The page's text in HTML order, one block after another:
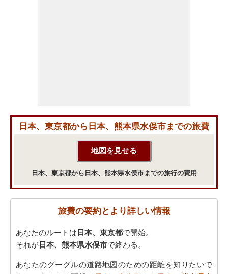
日本、東京都から日本、熊本県水俣市までの旅費
日本、東京都から日本、熊本県水俣市までの旅行の費用
旅費の要約とより詳しい情報
あなたのルートは 日本、東京都で開始。
それが 日本、熊本県水俣市で終わる。
あなたのグーグルの道路地図のための距離を知りたいで